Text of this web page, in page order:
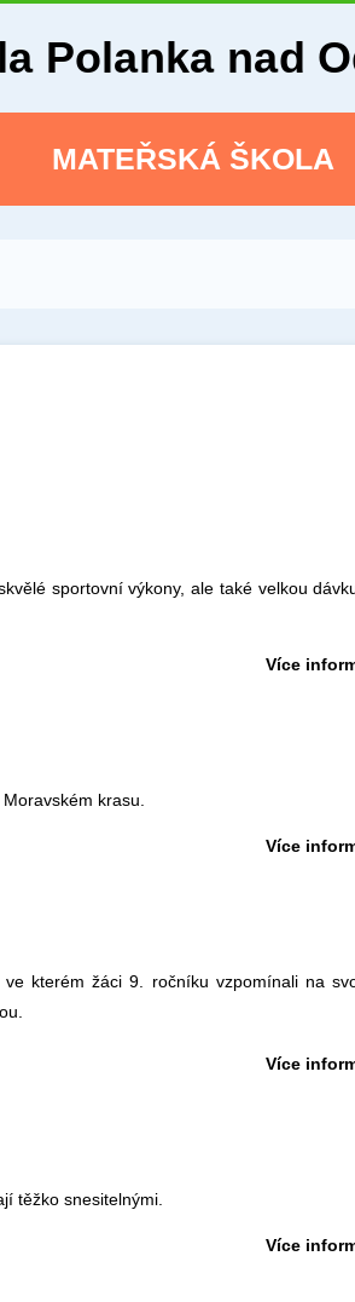
Polanka nad
MATEŘSKÁ ŠKOLA
sportovní výkony, ale také velkou
Více
krasu.
Více
kterém žáci 9. ročníku vzpomínali na
Více
těžko snesitelnými.
Více